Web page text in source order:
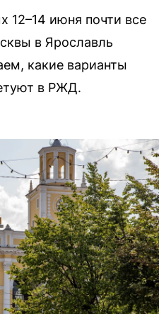
12–14 июня почти все
в Ярославль
какие варианты
в РЖД.